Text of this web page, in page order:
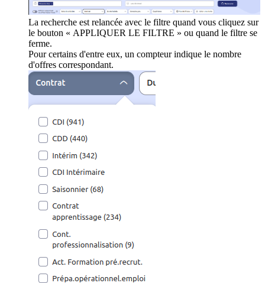
La recherche est relancée avec le filtre quand vous cliquez sur
le bouton « APPLIQUER LE FILTRE » ou quand le filtre se
ferme.
Pour certains d'entre eux, un compteur indique le nombre
d'offres correspondant.